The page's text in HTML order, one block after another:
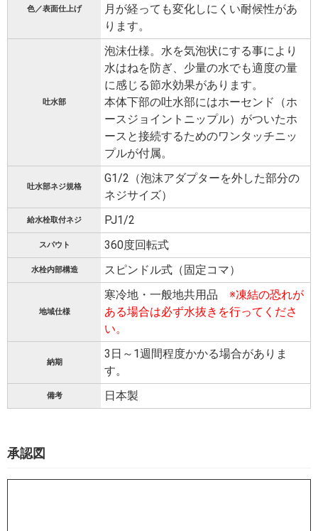
色／表面仕上げ
月が経っても変化しにくい耐候性があ
ります。
吐水部
泡沫仕様。水を気泡状にする事により
水はねを防ぎ、少量の水でも適度の量
に感じる節水効果があります。
本体下部の吐水部にはホーセンド（ホ
ースジョイントニップル）がついたホ
ースと接続するためのワンタッチニッ
プルが付属。
吐水部ネジ規格
G1/2（泡沫アダプターを外した部分の
ネジサイズ）
給水栓取付ネジ PJ1/2
スパウト 360度回転式
水栓内部構造 スピンドル式（固定コマ）
地域仕様
寒冷地・一般地共用品 ※凍結の恐れが
ある場合は必ず水抜きを行ってくださ
い。
納期
3日～1週間程度かかる場合がありま
す。
備考 日本製
承認図